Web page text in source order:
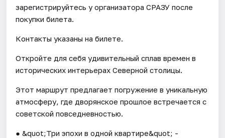
зарегистрируйтесь у организатора СРАЗУ после
покупки билета.
Контакты указаны на билете.
Откройте для себя удивительный сплав времен в
исторических интерьерах Северной столицы.
Этот маршрут предлагает погружение в уникальную
атмосферу, где дворянское прошлое встречается с
советской повседневностью.
● &quot;Три эпохи в одной квартире&quot; -